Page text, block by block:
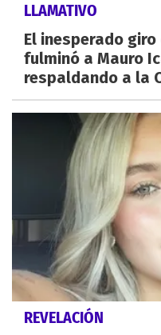
LLAMATIVO
El inesperado giro
fulminó a Mauro
respaldando a la
REVELACIÓN